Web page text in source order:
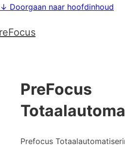
↓ Doorgaan naar hoofdinhoud
PreFocus
Prefocus